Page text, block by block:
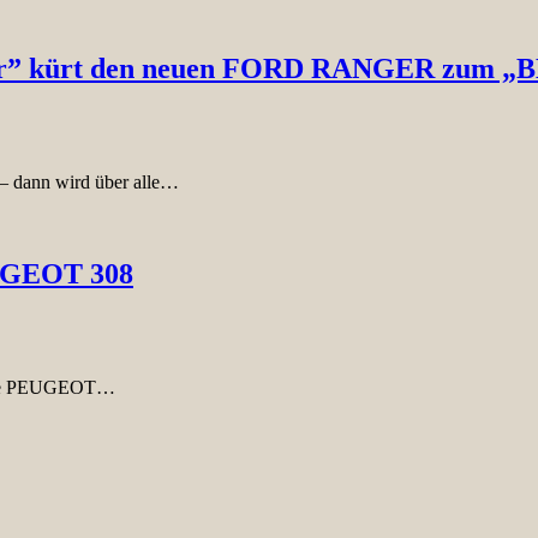
kürt den neuen FORD RANGER zum
– dann wird über alle…
308
PEUGEOT…